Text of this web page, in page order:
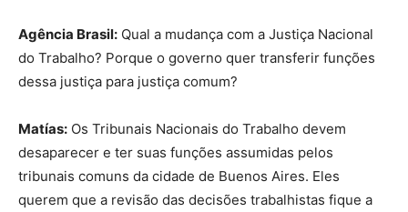
Agência Brasil: Qual a mudança com a Justiça Nacional
do Trabalho? Porque o governo quer transferir funções
dessa justiça para justiça comum?
Matías: Os Tribunais Nacionais do Trabalho devem
desaparecer e ter suas funções assumidas pelos
tribunais comuns da cidade de Buenos Aires. Eles
querem que a revisão das decisões trabalhistas fique a